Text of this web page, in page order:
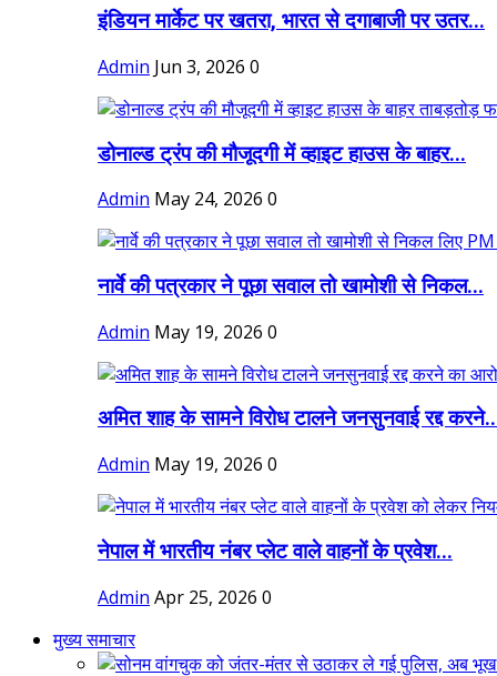
इंडियन मार्केट पर खतरा, भारत से दगाबाजी पर उतर...
Admin Jun 3, 2026 0
डोनाल्ड ट्रंप की मौजूदगी में व्हाइट हाउस के बाहर...
Admin May 24, 2026 0
नार्वे की पत्रकार ने पूछा सवाल तो खामोशी से निकल...
Admin May 19, 2026 0
अमित शाह के सामने विरोध टालने जनसुनवाई रद्द
Admin May 19, 2026 0
नेपाल में भारतीय नंबर प्लेट वाले वाहनों के प्रवेश...
Admin Apr 25, 2026 0
मुख्य समाचार